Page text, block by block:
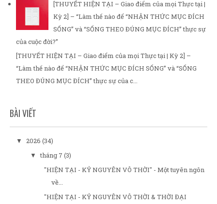
[THUYẾT HIỆN TẠI – Giao điểm của mọi Thực tại |
Kỳ 2] – “Làm thế nào để “NHẬN THỨC MỤC ĐÍCH
SỐNG” và “SỐNG THEO ĐÚNG MỤC ĐÍCH” thực sự
của cuộc đời?”
[THUYẾT HIỆN TẠI – Giao điểm của mọi Thực tại | Kỳ 2] –
“Làm thế nào để “NHẬN THỨC MỤC ĐÍCH SỐNG” và “SỐNG
THEO ĐÚNG MỤC ĐÍCH” thực sự của c...
BÀI VIẾT
▼ 2026 (34)
▼tháng 7 (3)
"HIỆN TẠI - KỶ NGUYÊN VÔ THỜI" - Một tuyên ngôn
về...
"HIỆN TẠI - KỶ NGUYÊN VÔ THỜI & THỜI ĐẠI